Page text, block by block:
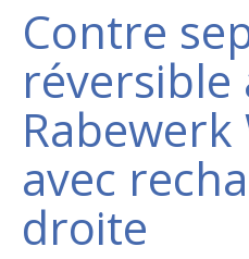
Contre
réversible
Rabewerk
avec
droite